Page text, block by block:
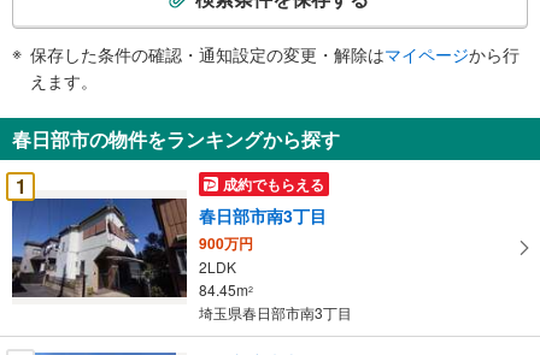
知
を
受
け
る
・
件
保存した条件の確認・通知設定の変更・解除はマイページから行
えます。
春日部市の物件をランキングから探す
1
成約でもらえる
春日部市南3丁目
900万円
2LDK
84.45m2
埼玉県春日部市南3丁目